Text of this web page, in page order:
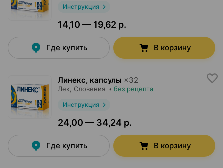
Инструкция
14,10 — 19,62 р.
Где купить В корзину
Линекс, капсулы ×32
Лек , Словения • без рецепта
Инструкция
24,00 — 34,24 р.
Где купить В корзину